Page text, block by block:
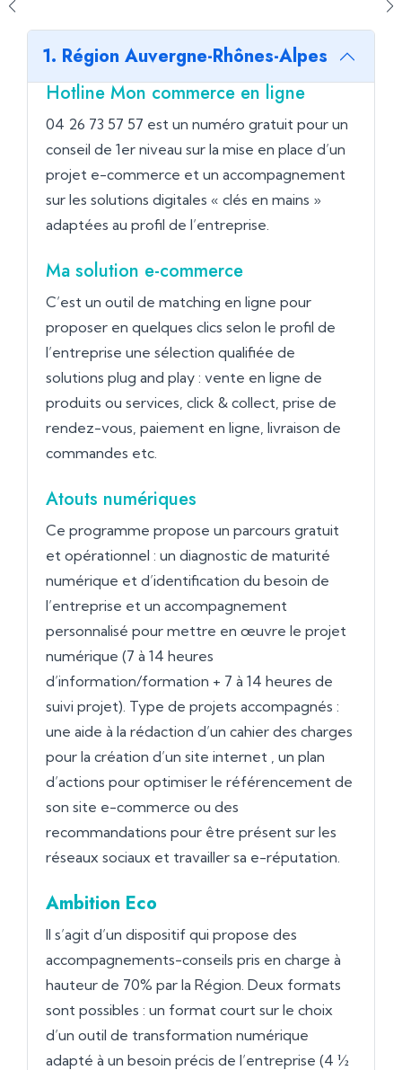
1. Région Auvergne-Rhônes-Alpes
Hotline Mon commerce en ligne
04 26 73 57 57 est un numéro gratuit pour un
conseil de 1er niveau sur la mise en place d’un
projet e-commerce et un accompagnement
sur les solutions digitales « clés en mains »
adaptées au profil de l’entreprise.
Ma solution e-commerce
C’est un outil de matching en ligne pour
proposer en quelques clics selon le profil de
l’entreprise une sélection qualifiée de
solutions plug and play : vente en ligne de
produits ou services, click & collect, prise de
rendez-vous, paiement en ligne, livraison de
commandes etc.
Atouts numériques
Ce programme propose un parcours gratuit
et opérationnel : un diagnostic de maturité
numérique et d’identification du besoin de
l’entreprise et un accompagnement
personnalisé pour mettre en œuvre le projet
numérique (7 à 14 heures
d’information/formation + 7 à 14 heures de
suivi projet). Type de projets accompagnés :
une aide à la rédaction d’un cahier des charges
pour la création d’un site internet , un plan
d’actions pour optimiser le référencement de
son site e-commerce ou des
recommandations pour être présent sur les
réseaux sociaux et travailler sa e-réputation.
Ambition Eco
Il s’agit d’un dispositif qui propose des
accompagnements-conseils pris en charge à
hauteur de 70% par la Région. Deux formats
sont possibles : un format court sur le choix
d’un outil de transformation numérique
adapté à un besoin précis de l’entreprise (4 ½